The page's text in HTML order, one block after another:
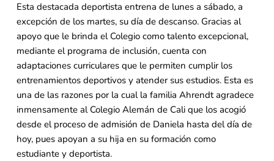
Esta destacada deportista entrena de lunes a sábado, a
excepción de los martes, su día de descanso. Gracias al
apoyo que le brinda el Colegio como talento excepcional,
mediante el programa de inclusión, cuenta con
adaptaciones curriculares que le permiten cumplir los
entrenamientos deportivos y atender sus estudios. Esta es
una de las razones por la cual la familia Ahrendt agradece
inmensamente al Colegio Alemán de Cali que los acogió
desde el proceso de admisión de Daniela hasta del día de
hoy, pues apoyan a su hija en su formación como
estudiante y deportista.